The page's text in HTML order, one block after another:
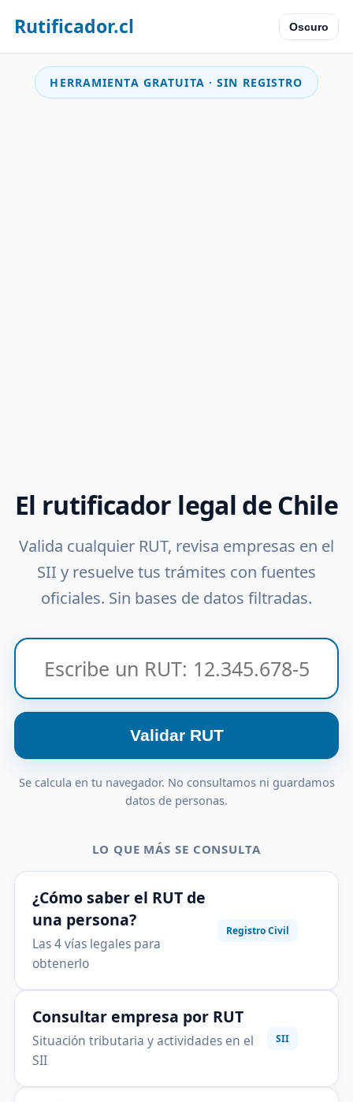
Rutificador.cl Oscuro
HERRAMIENTA GRATUITA · SIN REGISTRO
El rutificador legal de Chile
Valida cualquier RUT, revisa empresas en el
SII y resuelve tus trámites con fuentes
oficiales. Sin bases de datos filtradas.
Validar RUT
Se calcula en tu navegador. No consultamos ni guardamos
datos de personas.
LO QUE MÁS SE CONSULTA
¿Cómo saber el RUT de
una persona?
Las 4 vías legales para
obtenerlo
Registro Civil
Consultar empresa por RUT
Situación tributaria y actividades en el
SII
SII